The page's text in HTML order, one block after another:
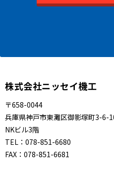
株式会社ニッセイ機工
〒658-0044
兵庫県神戸市東灘区御影塚町3-6-
NKビル3階
TEL： 078-851-6680
FAX： 078-851-6681